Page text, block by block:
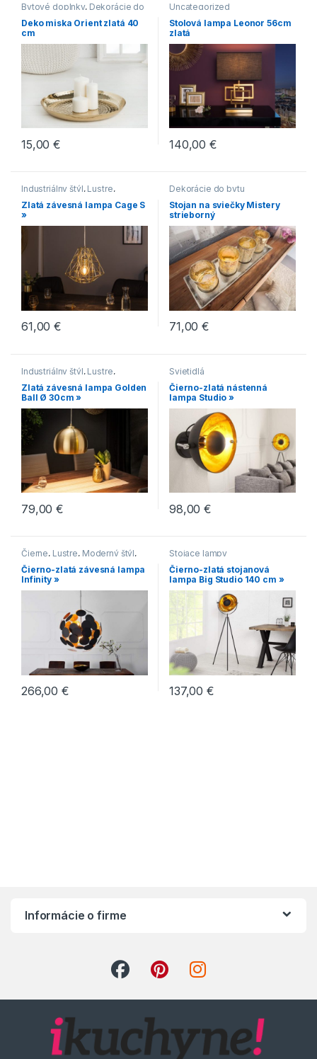
Bytové doplnky, Dekorácie do
bytu
Deko miska Orient zlatá 40
cm
15,00€
Uncategorized
Stolová lampa Leonor 56cm
zlatá
140,00€
Industriálny štýl, Lustre,
Novinky,Svietidlá ,Zlaté
Zlatá závesná lampa Cage S
»
61,00€
Dekorácie do bytu
Stojan na sviečky Mistery
strieborný
71,00€
Industriálny štýl, Lustre,
Moderný štýl
Novinky
Svietidlá,Zlaté
Zlatá závesná lampa Golden
Ball Ø 30cm »
79,00€
Svietidlá
Čierno-zlatá nástenná
lampa Studio »
98,00€
Čierne, Lustre, Moderný štýl,
Zlaté
Čierno-zlatá závesná lampa
Infinity »
266,00€
Stojace lampy
Čierno-zlatá stojanová
lampa Big Studio 140 cm »
137,00€
Informácie o firme